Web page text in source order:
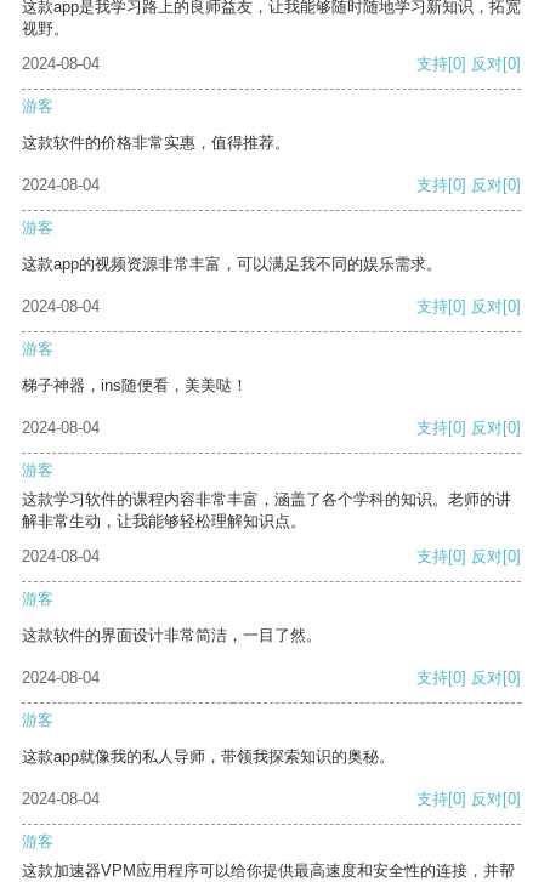
这款app是我学习路上的良师益友，让我能够随时随地学习新知识，拓宽
视野。
2024-08-04
支持[0] 反对[0]
游客
这款软件的价格非常实惠，值得推荐。
2024-08-04 支持[0] 反对[0]
游客
这款app的视频资源非常丰富，可以满足我不同的娱乐需求。
2024-08-04 支持[0] 反对[0]
游客
梯子神器，ins随便看，美美哒！
2024-08-04 支持[0] 反对[0]
游客
这款学习软件的课程内容非常丰富，涵盖了各个学科的知识。老师的讲
解非常生动，让我能够轻松理解知识点。
2024-08-04
支持[0] 反对[0]
游客
这款软件的界面设计非常简洁，一目了然。
2024-08-04 支持[0] 反对[0]
游客
这款app就像我的私人导师，带领我探索知识的奥秘。
2024-08-04 支持[0] 反对[0]
游客
这款加速器VPM应用程序可以给你提供最高速度和安全性的连接，并帮